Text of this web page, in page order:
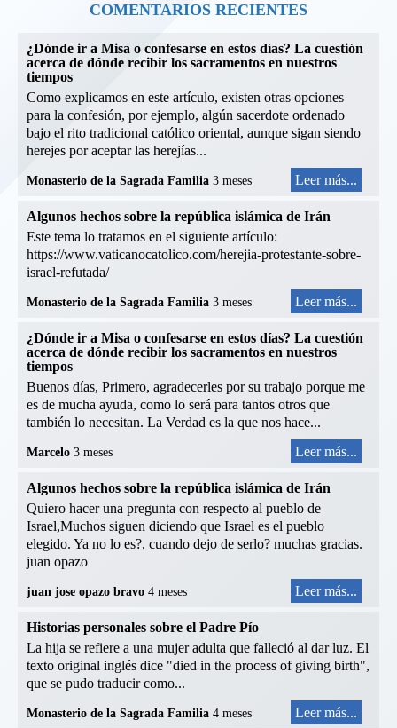
COMENTARIOS RECIENTES
¿Dónde ir a Misa o confesarse en estos días? La cuestión
acerca de dónde recibir los sacramentos en nuestros
tiempos
Como explicamos en este artículo, existen otras opciones
para la confesión, por ejemplo, algún sacerdote ordenado
bajo el rito tradicional católico oriental, aunque sigan siendo
herejes por aceptar las herejías...
Monasterio de la Sagrada Familia 3 meses Leer más...
Algunos hechos sobre la república islámica de Irán
Este tema lo tratamos en el siguiente artículo:
https://www.vaticanocatolico.com/herejia-protestante-sobre-
israel-refutada/
Monasterio de la Sagrada Familia 3 meses Leer más...
¿Dónde ir a Misa o confesarse en estos días? La cuestión
acerca de dónde recibir los sacramentos en nuestros
tiempos
Buenos días, Primero, agradecerles por su trabajo porque me
es de mucha ayuda, como lo será para tantos otros que
también lo necesitan. La Verdad es la que nos hace...
Marcelo 3 meses Leer más...
Algunos hechos sobre la república islámica de Irán
Quiero hacer una pregunta con respecto al pueblo de
Israel,Muchos siguen diciendo que Israel es el pueblo
elegido. Ya no lo es?, cuando dejo de serlo? muchas gracias.
juan opazo
juan jose opazo bravo 4 meses Leer más...
Historias personales sobre el Padre Pío
La hija se refiere a una mujer adulta que falleció al dar luz. El
texto original inglés dice "died in the process of giving birth",
que se pudo traducir como...
Monasterio de la Sagrada Familia 4 meses Leer más...